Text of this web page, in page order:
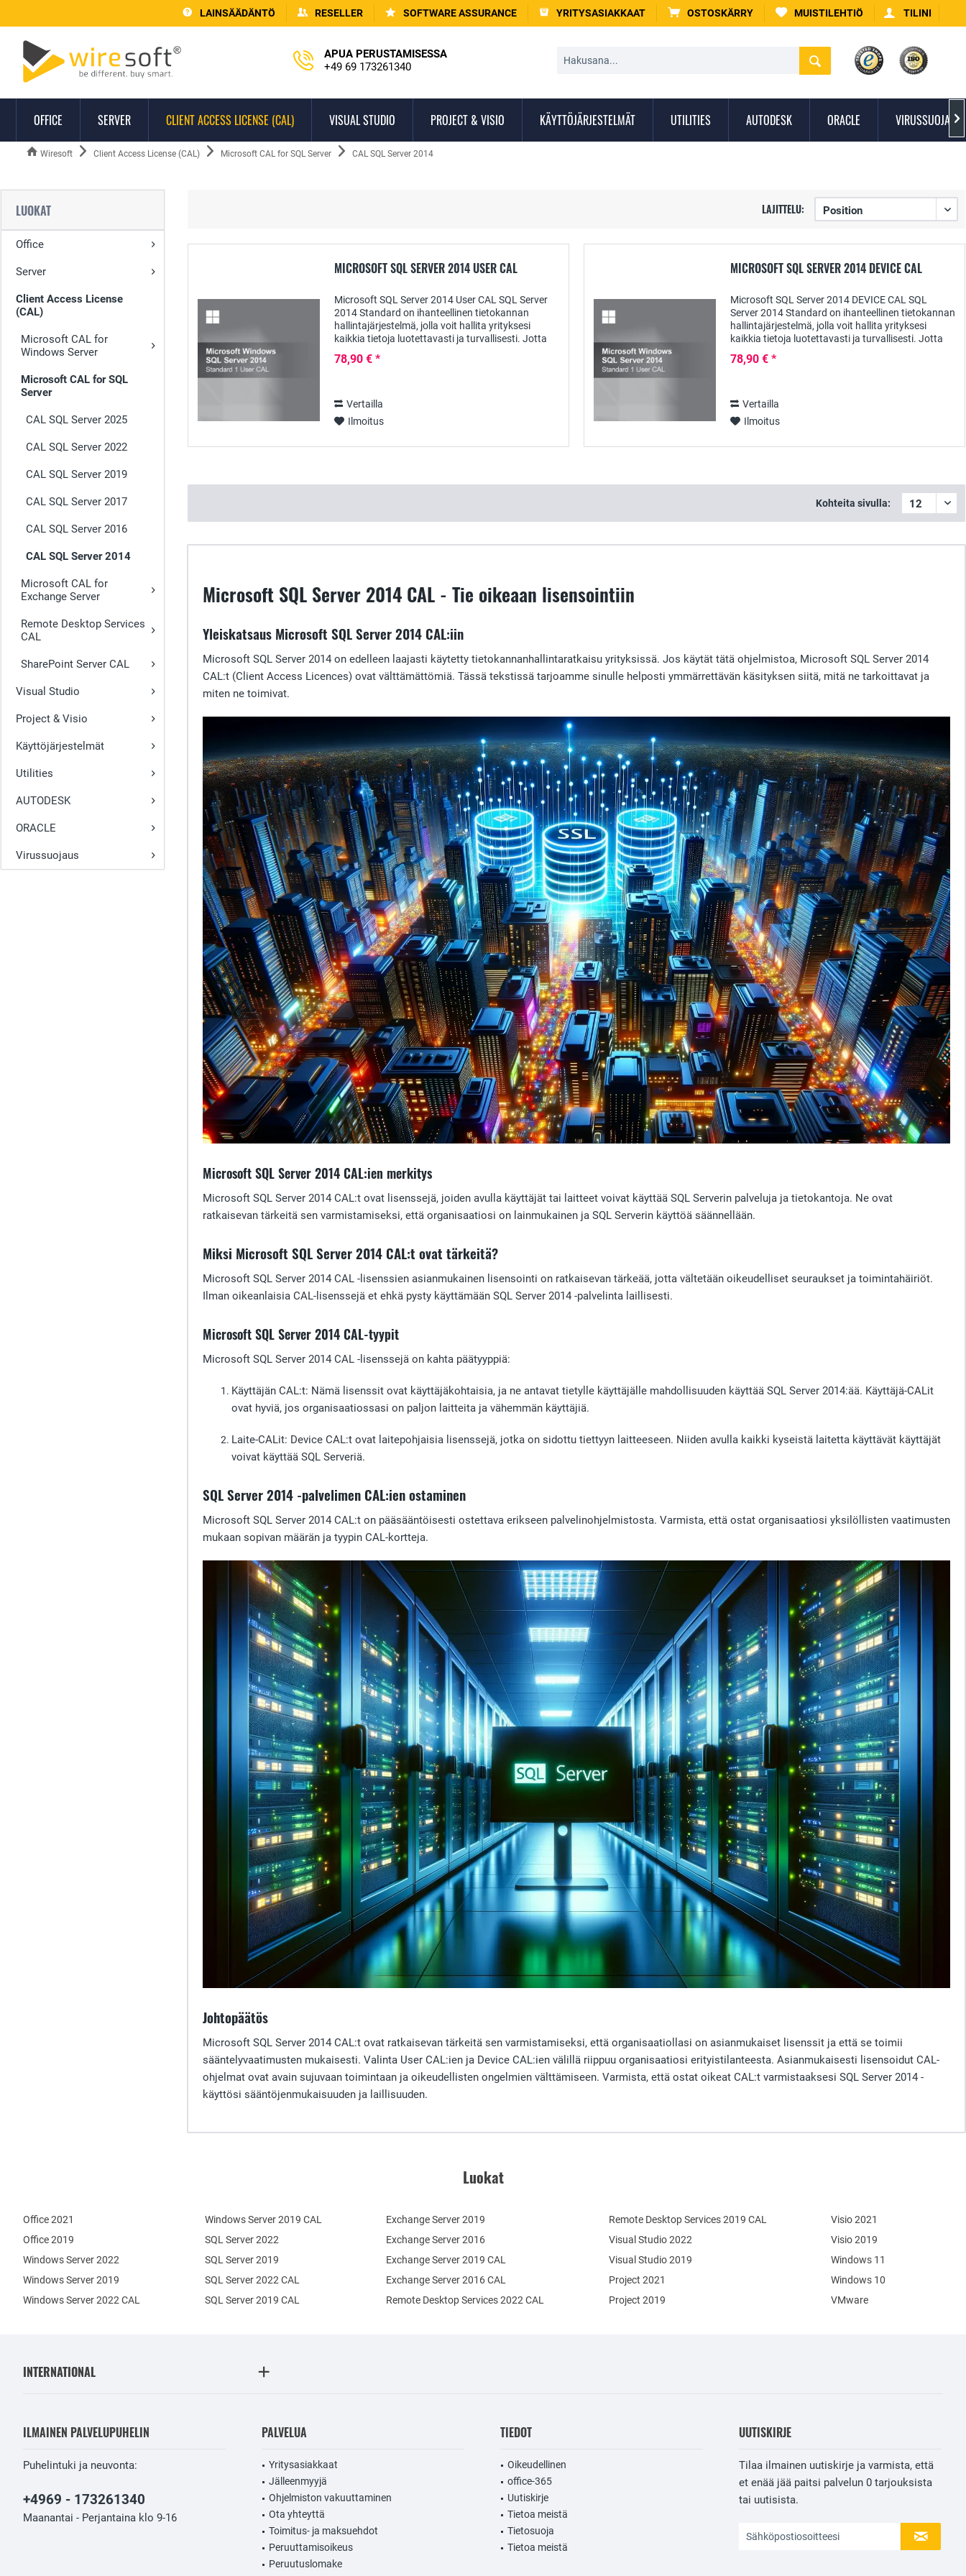
LAINSÄÄDÄNTÖ RESELLER SOFTWARE ASSURANCE YRITYSASIAKKAAT OSTOSKÄRRY MUISTILEHTIÖ TILINI
APUA PERUSTAMISESSA
+49 69 173261340
OFFICE SERVER CLIENT ACCESS LICENSE (CAL) VISUAL STUDIO PROJECT & VISIO KÄYTTÖJÄRJESTELMÄT UTILITIES AUTODESK ORACLE VIRUSSUOJAUS

Wiresoft Client Access License (CAL) Microsoft CAL for SQL Server CAL SQL Server 2014
LUOKAT
Office
Server
Client Access License
(CAL)
Microsoft CAL for
Windows Server
Microsoft CAL for SQL
Server
CAL SQL Server 2025
CAL SQL Server 2022
CAL SQL Server 2019
CAL SQL Server 2017
CAL SQL Server 2016
CAL SQL Server 2014
Microsoft CAL for
Exchange Server
Remote Desktop Services
CAL
SharePoint Server CAL
Visual Studio
Project & Visio
Käyttöjärjestelmät
Utilities
AUTODESK
ORACLE
Virussuojaus
LAJITTELU:
MICROSOFT SQL SERVER 2014 USER CAL
Microsoft SQL Server 2014 User CAL SQL Server
2014 Standard on ihanteellinen tietokannan
hallintajärjestelmä, jolla voit hallita yrityksesi
kaikkia tietoja luotettavasti ja turvallisesti. Jotta
78,90 € *
Vertailla
Ilmoitus
MICROSOFT SQL SERVER 2014 DEVICE CAL
Microsoft SQL Server 2014 DEVICE CAL SQL
Server 2014 Standard on ihanteellinen tietokannan
hallintajärjestelmä, jolla voit hallita yrityksesi
kaikkia tietoja luotettavasti ja turvallisesti. Jotta
78,90 € *
Vertailla
Ilmoitus
Kohteita sivulla:
Microsoft SQL Server 2014 CAL - Tie oikeaan lisensointiin
Yleiskatsaus Microsoft SQL Server 2014 CAL:iin
Microsoft SQL Server 2014 on edelleen laajasti käytetty tietokannanhallintaratkaisu yrityksissä. Jos käytät tätä ohjelmistoa, Microsoft SQL Server 2014
CAL:t (Client Access Licences) ovat välttämättömiä. Tässä tekstissä tarjoamme sinulle helposti ymmärrettävän käsityksen siitä, mitä ne tarkoittavat ja
miten ne toimivat.
Microsoft SQL Server 2014 CAL:ien merkitys
Microsoft SQL Server 2014 CAL:t ovat lisenssejä, joiden avulla käyttäjät tai laitteet voivat käyttää SQL Serverin palveluja ja tietokantoja. Ne ovat
ratkaisevan tärkeitä sen varmistamiseksi, että organisaatiosi on lainmukainen ja SQL Serverin käyttöä säännellään.
Miksi Microsoft SQL Server 2014 CAL:t ovat tärkeitä?
Microsoft SQL Server 2014 CAL -lisenssien asianmukainen lisensointi on ratkaisevan tärkeää, jotta vältetään oikeudelliset seuraukset ja toimintahäiriöt.
Ilman oikeanlaisia CAL-lisenssejä et ehkä pysty käyttämään SQL Server 2014 -palvelinta laillisesti.
Microsoft SQL Server 2014 CAL-tyypit
Microsoft SQL Server 2014 CAL -lisenssejä on kahta päätyyppiä:
Käyttäjän CAL:t: Nämä lisenssit ovat käyttäjäkohtaisia, ja ne antavat tietylle käyttäjälle mahdollisuuden käyttää SQL Server 2014:ää. Käyttäjä-CALit
ovat hyviä, jos organisaatiossasi on paljon laitteita ja vähemmän käyttäjiä.
Laite-CALit: Device CAL:t ovat laitepohjaisia lisenssejä, jotka on sidottu tiettyyn laitteeseen. Niiden avulla kaikki kyseistä laitetta käyttävät käyttäjät
voivat käyttää SQL Serveriä.
SQL Server 2014 -palvelimen CAL:ien ostaminen
Microsoft SQL Server 2014 CAL:t on pääsääntöisesti ostettava erikseen palvelinohjelmistosta. Varmista, että ostat organisaatiosi yksilöllisten vaatimusten
mukaan sopivan määrän ja tyypin CAL-kortteja.
Johtopäätös
Microsoft SQL Server 2014 CAL:t ovat ratkaisevan tärkeitä sen varmistamiseksi, että organisaatiollasi on asianmukaiset lisenssit ja että se toimii
sääntelyvaatimusten mukaisesti. Valinta User CAL:ien ja Device CAL:ien välillä riippuu organisaatiosi erityistilanteesta. Asianmukaisesti lisensoidut CAL-
ohjelmat ovat avain sujuvaan toimintaan ja oikeudellisten ongelmien välttämiseen. Varmista, että ostat oikeat CAL:t varmistaaksesi SQL Server 2014 -
käyttösi sääntöjenmukaisuuden ja laillisuuden.
Luokat
Office 2021
Office 2019
Windows Server 2022
Windows Server 2019
Exchange Server 2019
Exchange Server 2016
SQL Server 2022
SQL Server 2019
Windows Server 2022 CAL
Windows Server 2019 CAL
SQL Server 2022 CAL
SQL Server 2019 CAL
Remote Desktop Services 2022 CAL
Remote Desktop Services 2019 CAL
Exchange Server 2019 CAL
Exchange Server 2016 CAL
Visual Studio 2022
Visual Studio 2019
Project 2021
Project 2019
Visio 2021
Visio 2019
Windows 11
Windows 10
VMware
INTERNATIONAL
ILMAINEN PALVELUPUHELIN
Puhelintuki ja neuvonta:
+4969 - 173261340
Maanantai - Perjantaina klo 9-16
PALVELUA
Yritysasiakkaat
Jälleenmyyjä
Ohjelmiston vakuuttaminen
Ota yhteyttä
Toimitus- ja maksuehdot
Peruuttamisoikeus
Peruutuslomake
TIEDOT
Oikeudellinen
office-365
Uutiskirje
Tietoa meistä
Tietosuoja
Tietoa meistä
UUTISKIRJE
Tilaa ilmainen uutiskirje ja varmista, että
et enää jää paitsi palvelun 0 tarjouksista
tai uutisista.